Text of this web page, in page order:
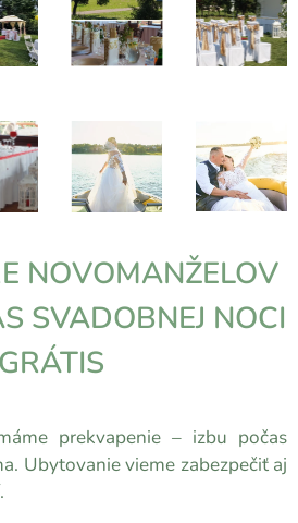
NOVOMANŽELOV
SVADOBNEJ NOCI
GRÁTIS
prekvapenie – izbu počas
Ubytovanie vieme zabezpečiť aj